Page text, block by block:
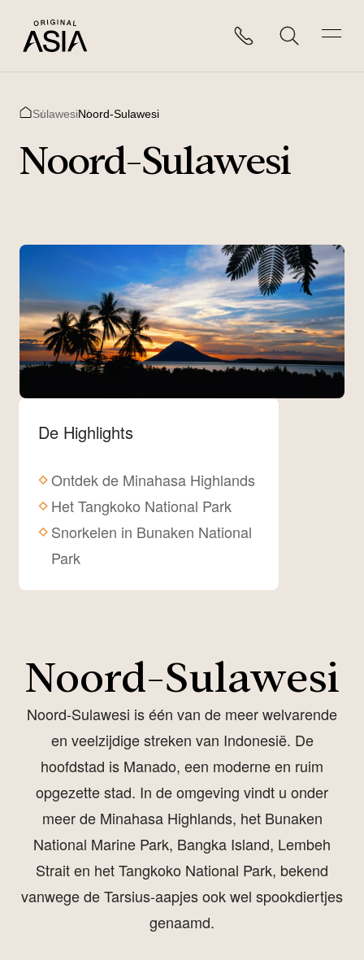
SulawesiNoord-Sulawesi
Noord-Sulawesi
De Highlights
Ontdek de Minahasa Highlands
Het Tangkoko National Park
Snorkelen in Bunaken National
Park
Noord-Sulawesi
Noord-Sulawesi is één van de meer welvarende
en veelzijdige streken van Indonesië. De
hoofdstad is Manado, een moderne en ruim
opgezette stad. In de omgeving vindt u onder
meer de Minahasa Highlands, het Bunaken
National Marine Park, Bangka Island, Lembeh
Strait en het Tangkoko National Park, bekend
vanwege de Tarsius-aapjes ook wel spookdiertjes
genaamd.